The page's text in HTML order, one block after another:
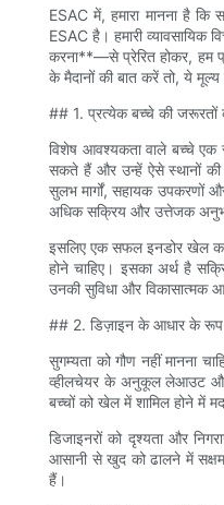
ESAC में, हमारा मानना ​​है कि
ESAC है। हमारी व्यावसायिक
करना**—से प्रेरित होकर, हम
के मैदानों की बात करें तो, ये
## 1. प्रत्येक बच्चे की जरूरतों
विशेष आवश्यकता वाले बच्चे एक
सकते हैं और उन्हें ऐसे स्थानों की
सुलभ मार्गों, सहायक उपकरणों
अधिक सक्रिय और उत्तेजक
इसलिए एक सफल इनडोर खेल का
होने चाहिए। इसका अर्थ है
उनकी सुविधा और
## 2. डिज़ाइन के आधार के रूप
सुगम्यता को गौण नहीं मानना
व्हीलचेयर के अनुकूल लेआउट और
बच्चों को खेल में शामिल होने में
डिजाइनरों को दृश्यता और
आसानी से खुद को ढालने में
हैं।